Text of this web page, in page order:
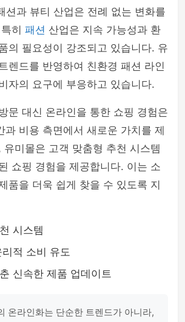
션과 뷰티 산업은 전례 없는 변화를
히 패션 산업은 지속 가능성과 환
의 필요성이 강조되고 있습니다. 유
렌드를 반영하여 친환경 패션 라인
자의 요구에 부응하고 있습니다.
문 대신 온라인을 통한 쇼핑 경험은
과 비용 측면에서 새로운 가치를 제
유미몰은 고객 맞춤형 추천 시스템
쇼핑 경험을 제공합니다. 이는 소
품을 더욱 쉽게 찾을 수 있도록 지
시스템
적 소비 유도
신속한 제품 업데이트
온라인화는 단순한 트렌드가 아니라,